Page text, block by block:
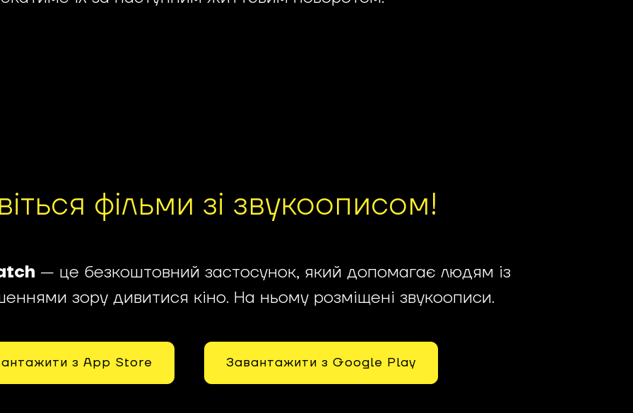
фільми зі звукоописом!
— це безкоштовний застосунок, який допомагає людям із
зору дивитися кіно. На ньому розміщені звукоописи.
з App Store Завантажити з Google Play